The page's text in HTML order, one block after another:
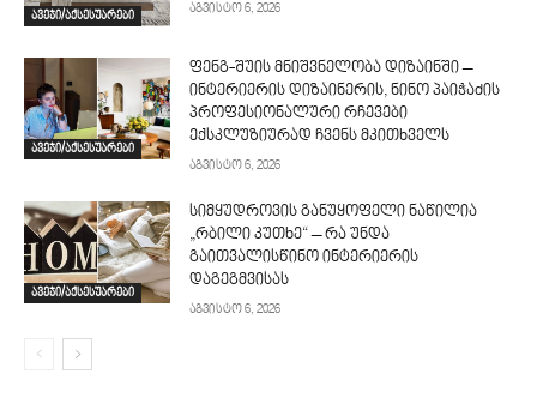
ავეჯი/აქსესუარები აგვისტო 6, 2026
ავეჯი/აქსესუარები
ფენგ-შუის მნიშვნელობა დიზაინში –
ინტერიერის დიზაინერის, ნინო პაიჭაძის
პროფესიონალური რჩევები
ექსკლუზიურად ჩვენს მკითხველს
აგვისტო 6, 2026
ავეჯი/აქსესუარები
სიმყუდროვის განუყოფელი ნაწილია
„რბილი კუთხე“ – რა უნდა
გაითვალისწინო ინტერიერის
დაგეგმვისას
აგვისტო 6, 2026